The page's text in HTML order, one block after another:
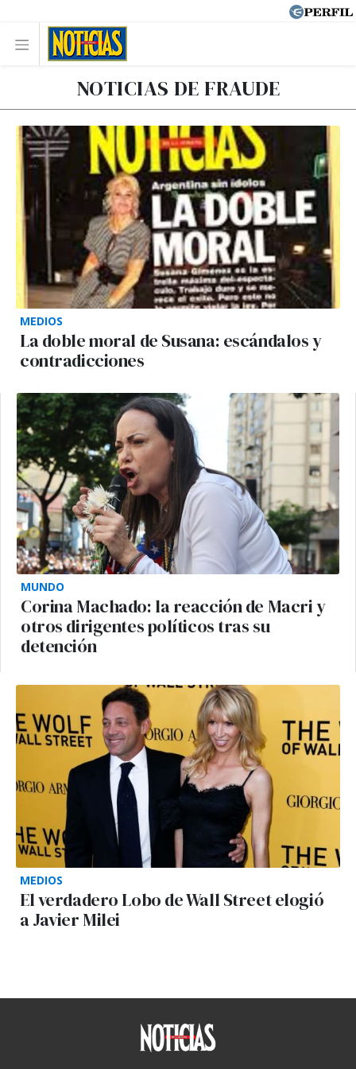
NOTICIAS DE FRAUDE
MEDIOS
La doble moral de Susana: escándalos y
contradicciones
MUNDO
Corina Machado: la reacción de Macri y
otros dirigentes políticos tras su
detención
MEDIOS
El verdadero Lobo de Wall Street elogió
a Javier Milei